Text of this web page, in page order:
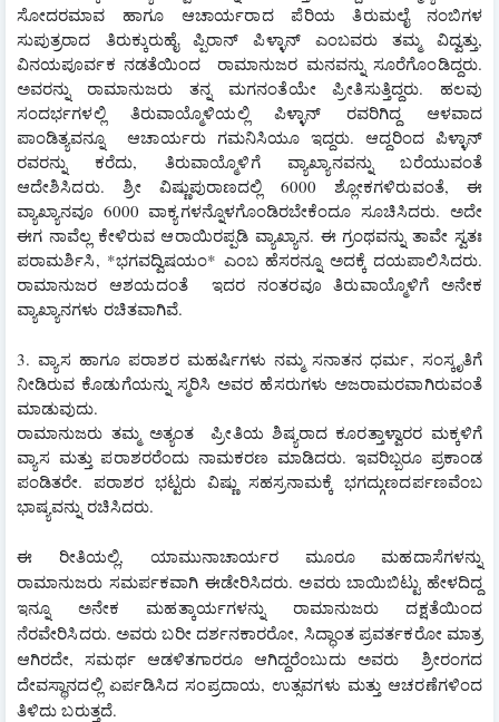
ಸೋದರಮಾವ ಹಾಗೂ ಆಚಾರ್ಯರಾದ ಪೆರಿಯ ತಿರುಮಲೈ ನಂಬಿಗಳ
ಸುಪುತ್ರರಾದ ತಿರುಕ್ಕುರುಹೈ ಪ್ಪಿರಾನ್ ಪಿಳ್ಳಾನ್ ಎಂಬವರು ತಮ್ಮ ವಿದ್ವತ್ತು,
ವಿನಯಪೂರ್ವಕ ನಡತೆಯಿಂದ  ರಾಮಾನುಜರ ಮನವನ್ನು ಸೂರೆಗೊಂಡಿದ್ದರು.
ಅವರನ್ನು ರಾಮಾನುಜರು ತನ್ನ ಮಗನಂತೆಯೇ ಪ್ರೀತಿಸುತ್ತಿದ್ದರು. ಹಲವು
ಸಂದರ್ಭಗಳಲ್ಲಿ ತಿರುವಾಯ್ಮೊಳಿಯಲ್ಲಿ ಪಿಳ್ಳಾನ್ ರವರಿಗಿದ್ದ ಆಳವಾದ
ಪಾಂಡಿತ್ಯವನ್ನೂ  ಆಚಾರ್ಯರು ಗಮನಿಸಿಯೂ ಇದ್ದರು. ಆದ್ದರಿಂದ ಪಿಳ್ಳಾನ್
ರವರನ್ನು ಕರೆದು, ತಿರುವಾಯ್ಮೊಳಿಗೆ ವ್ಯಾಖ್ಯಾನವನ್ನು ಬರೆಯುವಂತೆ
ಆದೇಶಿಸಿದರು. ಶ್ರೀ ವಿಷ್ಣುಪುರಾಣದಲ್ಲಿ 6000 ಶ್ಲೋಕಗಳಿರುವಂತೆ, ಈ
ವ್ಯಾಖ್ಯಾನವೂ 6000 ವಾಕ್ಯಗಳನ್ನೊಳಗೊಂಡಿರಬೇಕೆಂದೂ ಸೂಚಿಸಿದರು. ಅದೇ
ಈಗ ನಾವೆಲ್ಲ ಕೇಳಿರುವ ಆರಾಯಿರಪ್ಪಡಿ ವ್ಯಾಖ್ಯಾನ. ಈ ಗ್ರಂಥವನ್ನು ತಾವೇ ಸ್ವತಃ
ಪರಾಮರ್ಶಿಸಿ, *ಭಗವದ್ವಿಷಯಂ* ಎಂಬ ಹೆಸರನ್ನೂ ಅದಕ್ಕೆ ದಯಪಾಲಿಸಿದರು.
ರಾಮಾನುಜರ ಆಶಯದಂತೆ  ಇದರ ನಂತರವೂ ತಿರುವಾಯ್ಮೊಳಿಗೆ ಅನೇಕ
ವ್ಯಾಖ್ಯಾನಗಳು ರಚಿತವಾಗಿವೆ.
3. ವ್ಯಾಸ ಹಾಗೂ ಪರಾಶರ ಮಹರ್ಷಿಗಳು ನಮ್ಮ ಸನಾತನ ಧರ್ಮ, ಸಂಸ್ಕೃತಿಗೆ
ನೀಡಿರುವ ಕೊಡುಗೆಯನ್ನು ಸ್ಮರಿಸಿ ಅವರ ಹೆಸರುಗಳು ಅಜರಾಮರವಾಗಿರುವಂತೆ
ಮಾಡುವುದು.
ರಾಮಾನುಜರು ತಮ್ಮ ಅತ್ಯಂತ  ಪ್ರೀತಿಯ ಶಿಷ್ಯರಾದ ಕೂರತ್ತಾಳ್ವಾರರ ಮಕ್ಕಳಿಗೆ
ವ್ಯಾಸ ಮತ್ತು ಪರಾಶರರೆಂದು ನಾಮಕರಣ ಮಾಡಿದರು. ಇವರಿಬ್ಬರೂ ಪ್ರಕಾಂಡ
ಪಂಡಿತರೇ. ಪರಾಶರ ಭಟ್ಟರು ವಿಷ್ಣು ಸಹಸ್ರನಾಮಕ್ಕೆ ಭಗದ್ಗುಣದರ್ಪಣವೆಂಬ
ಭಾಷ್ಯವನ್ನು ರಚಿಸಿದರು.
ಈ ರೀತಿಯಲ್ಲಿ, ಯಾಮುನಾಚಾರ್ಯರ ಮೂರೂ ಮಹದಾಸೆಗಳನ್ನು
ರಾಮಾನುಜರು ಸಮರ್ಪಕವಾಗಿ ಈಡೇರಿಸಿದರು. ಅವರು ಬಾಯಿಬಿಟ್ಟು ಹೇಳದಿದ್ದ
ಇನ್ನೂ ಅನೇಕ ಮಹತ್ಕಾರ್ಯಗಳನ್ನು ರಾಮಾನುಜರು ದಕ್ಷತೆಯಿಂದ
ನೆರವೇರಿಸಿದರು. ಅವರು ಬರೀ ದರ್ಶನಕಾರರೋ, ಸಿದ್ಧಾಂತ ಪ್ರವರ್ತಕರೋ ಮಾತ್ರ
ಆಗಿರದೇ, ಸಮರ್ಥ ಆಡಳಿತಗಾರರೂ ಆಗಿದ್ದರೆಂಬುದು ಅವರು  ಶ್ರೀರಂಗದ
ದೇವಸ್ಥಾನದಲ್ಲಿ ಏರ್ಪಡಿಸಿದ ಸಂಪ್ರದಾಯ, ಉತ್ಸವಗಳು ಮತ್ತು ಆಚರಣೆಗಳಿಂದ
ತಿಳಿದು ಬರುತ್ತದೆ.